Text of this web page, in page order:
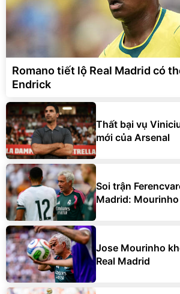
Romano tiết lộ Real Madrid có
Endrick
Thất bại vụ
mới của Arsenal
Soi trận
Madrid:
Jose Mourinho
Real Madrid